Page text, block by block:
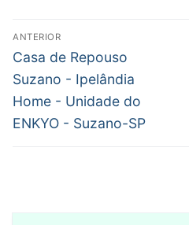
Navegação
de
Post
ANTERIOR
Post
anterior:
Casa de Repouso
Suzano - Ipelândia
Home - Unidade do
ENKYO - Suzano-SP